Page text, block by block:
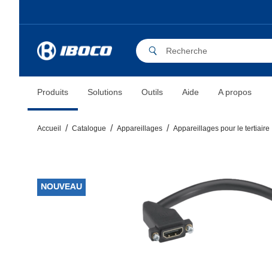
Produits Solutions Outils Aide A propos
Accueil Catalogue Appareillages Appareillages pour le tertiaire
NOUVEAU